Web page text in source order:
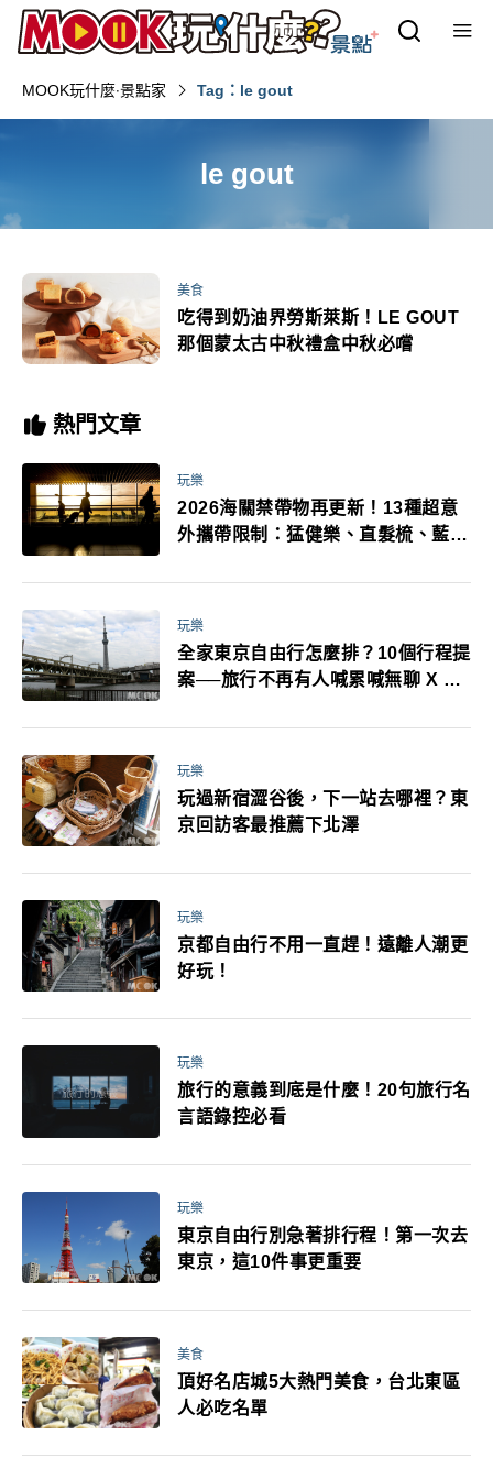
MOOK玩什麼‧景點家 Tag：le gout
le gout
美食
吃得到奶油界勞斯萊斯！LE GOUT
那個蒙太古中秋禮盒中秋必嚐
熱門文章
玩樂
2026海關禁帶物再更新！13種超意
外攜帶限制：猛健樂、直髮梳、藍牙
萬！注意事項一次看！
玩樂
全家東京自由行怎麼排？10個行程提
案──旅行不再有人喊累喊無聊 X 爸
玩樂
玩過新宿澀谷後，下一站去哪裡？東
京回訪客最推薦下北澤
玩樂
京都自由行不用一直趕！遠離人潮更
好玩！
玩樂
旅行的意義到底是什麼！20句旅行名
言語錄控必看
玩樂
東京自由行別急著排行程！第一次去
東京，這10件事更重要
美食
頂好名店城5大熱門美食，台北東區
人必吃名單